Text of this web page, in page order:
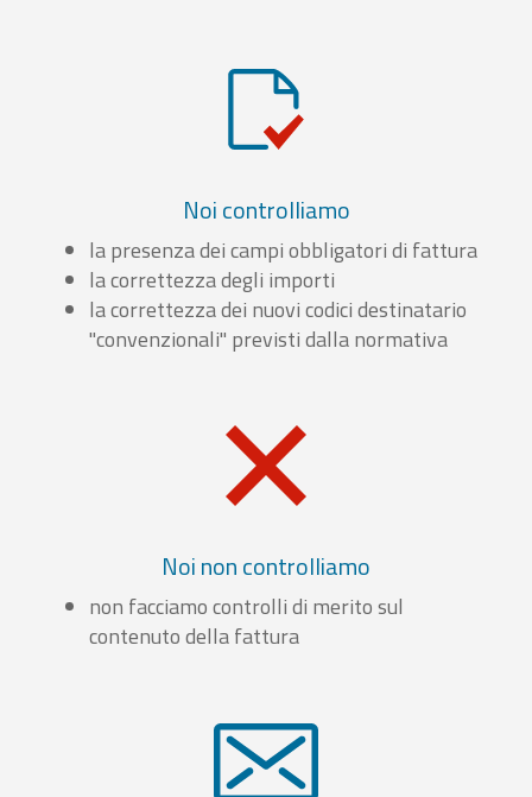
Noi controlliamo
la presenza dei campi obbligatori di fattura
la correttezza degli importi
la correttezza dei nuovi codici destinatario
"convenzionali" previsti dalla normativa
Noi non controlliamo
non facciamo controlli di merito sul
contenuto della fattura